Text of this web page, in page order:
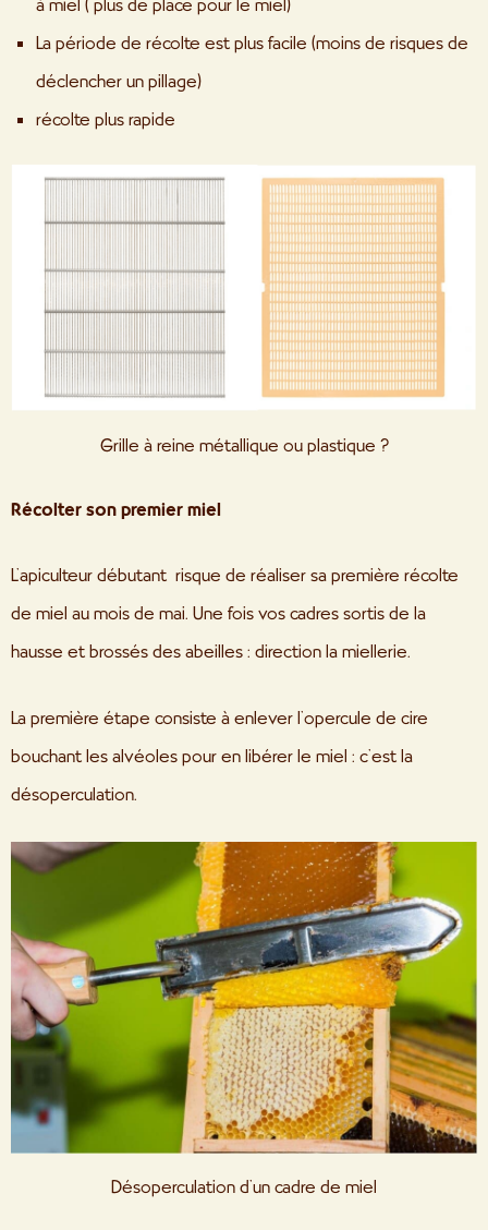
La période de récolte est plus facile (moins de risques de
déclencher un pillage)
récolte plus rapide
Grille à reine métallique ou plastique ?
Récolter son premier miel
L’apiculteur débutant risque de réaliser sa première récolte
de miel au mois de mai. Une fois vos cadres sortis de la
hausse et brossés des abeilles : direction la miellerie.
La première étape consiste à enlever l’opercule de cire
bouchant les alvéoles pour en libérer le miel : c’est la
désoperculation.
Désoperculation d’un cadre de miel